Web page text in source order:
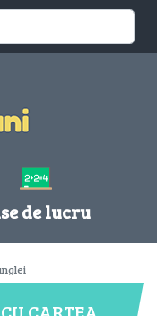
de lucru